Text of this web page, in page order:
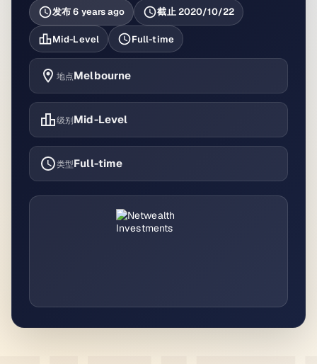
发布6 years ago 截止2020/10/22
Mid-Level Full-time
地点Melbourne
级别Mid-Level
类型Full-time